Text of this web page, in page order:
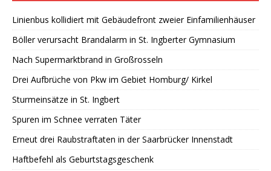
Linienbus kollidiert mit Gebäudefront zweier Einfamilienhäuser
Böller verursacht Brandalarm in St. Ingberter Gymnasium
Nach Supermarktbrand in Großrosseln
Drei Aufbrüche von Pkw im Gebiet Homburg/ Kirkel
Sturmeinsätze in St. Ingbert
Spuren im Schnee verraten Täter
Erneut drei Raubstraftaten in der Saarbrücker Innenstadt
Haftbefehl als Geburtstagsgeschenk